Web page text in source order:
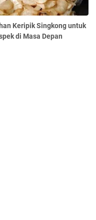
Keripik Singkong untuk
di Masa Depan